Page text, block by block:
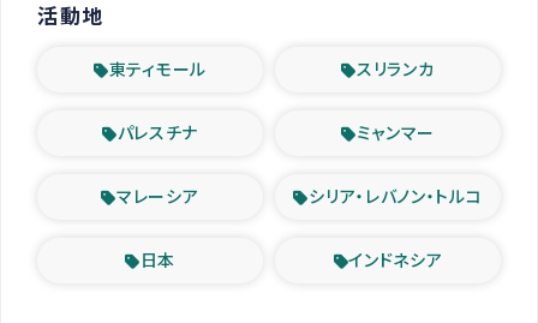
活動地
東ティモール スリランカ
パレスチナ ミャンマー
マレーシア シリア・レバノン・トルコ
日本 インドネシア